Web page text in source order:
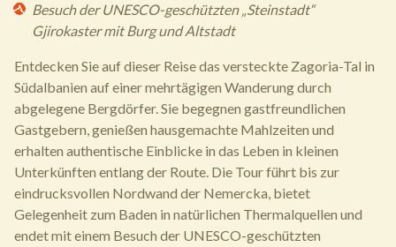
Besuch der UNESCO-geschützten „Steinstadt“
Gjirokaster mit Burg und Altstadt
Entdecken Sie auf dieser Reise das versteckte Zagoria-Tal in
Südalbanien auf einer mehrtägigen Wanderung durch
abgelegene Bergdörfer. Sie begegnen gastfreundlichen
Gastgebern, genießen hausgemachte Mahlzeiten und
erhalten authentische Einblicke in das Leben in kleinen
Unterkünften entlang der Route. Die Tour führt bis zur
eindrucksvollen Nordwand der Nemercka, bietet
Gelegenheit zum Baden in natürlichen Thermalquellen und
endet mit einem Besuch der UNESCO-geschützten